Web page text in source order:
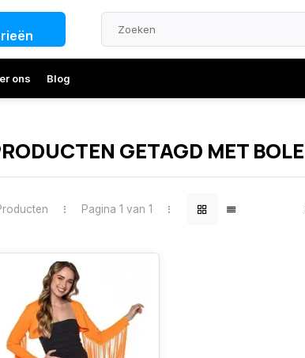
ons Blog
GETAGD MET
Pagina 1 van 1